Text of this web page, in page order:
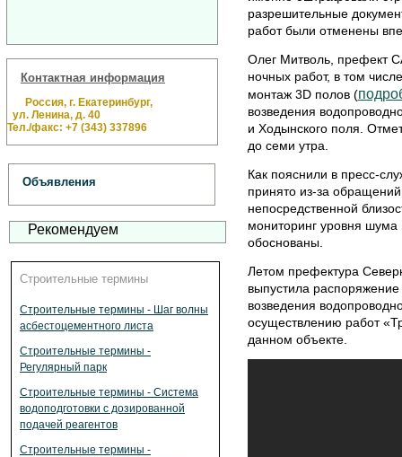
Контактная информация
Россия, г. Екатеринбург,
ул. Ленина, д. 40
Тел./факс: +7 (343) 337896
Объявления
Рекомендуем
Строительные термины
Строительные термины - Шаг волны
асбестоцементного листа
Строительные термины -
Регулярный парк
Строительные термины - Система
водоподготовки с дозированной
подачей реагентов
Строительные термины -
разрешительные
работ были отменены
Олег Митволь, префект
ночных работ, в том
монтаж 3D полов (
возведения
и Ходынского поля.
до семи утра.
Как пояснили в пресс-
принято из-за
непосредственной
мониторинг уровня шума
обоснованы.
Летом префектура
выпустила
возведения
осуществлению работ
данном объекте.